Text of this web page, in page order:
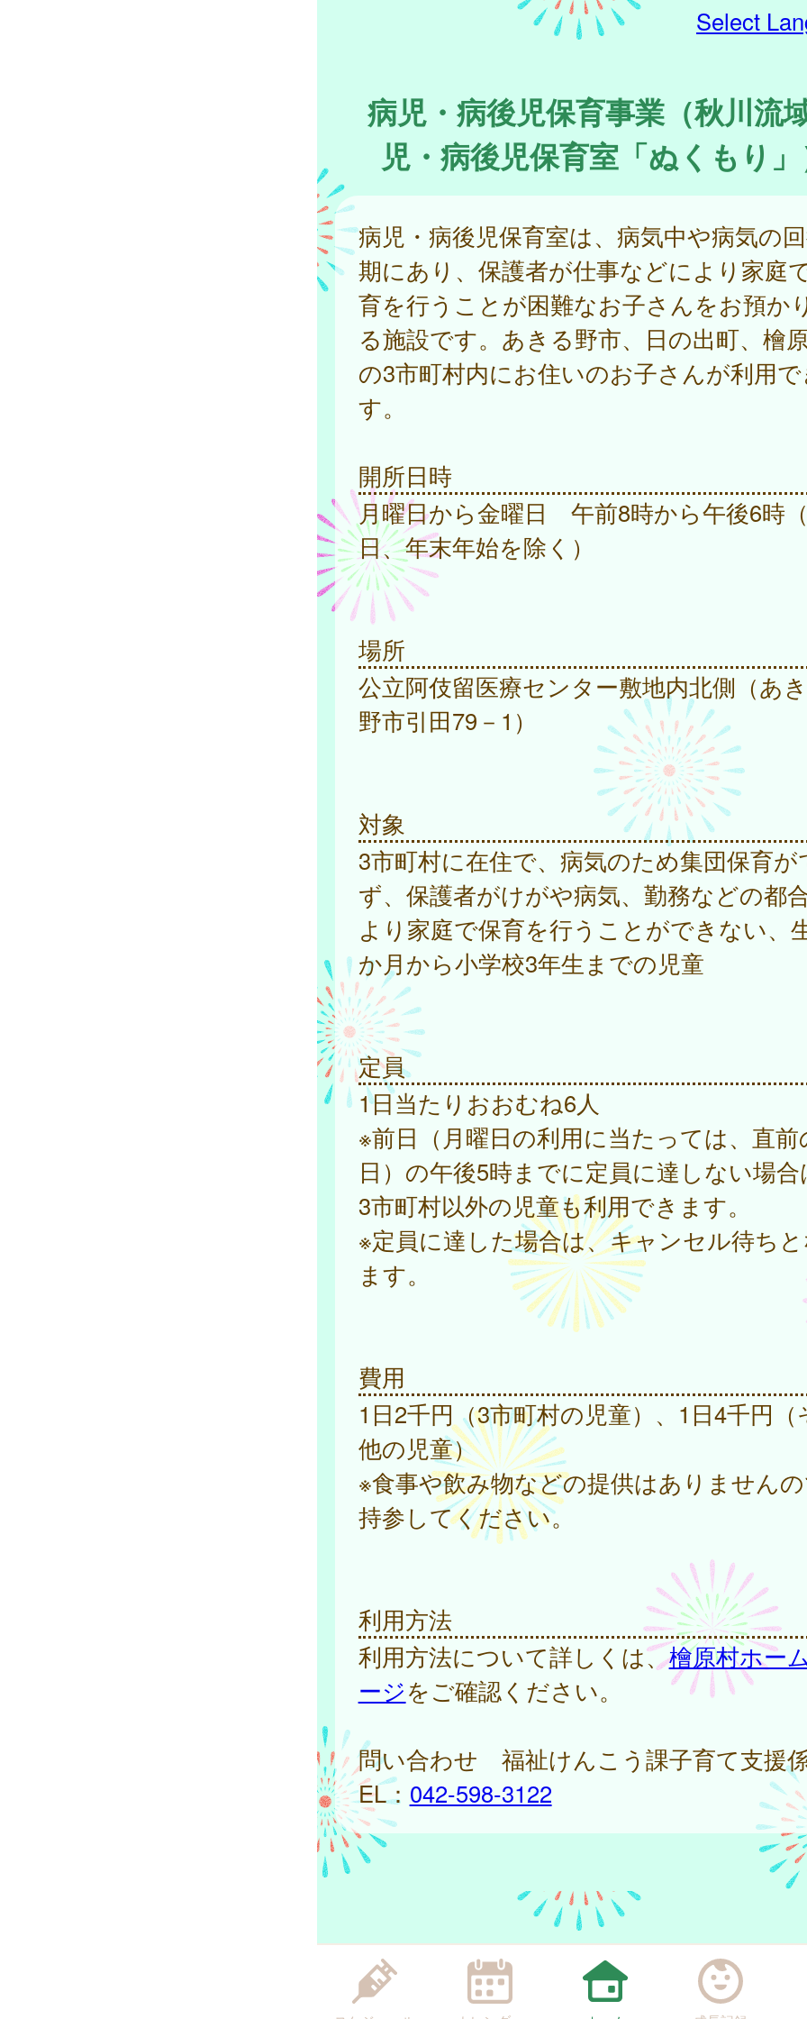
Select
病児・病後児保育事業（秋川流
児・病後児保育室「ぬくもり」
病児・病後児保育室は、病気中や病気の
期にあり、保護者が仕事などにより家庭
育を行うことが困難なお子さんをお預か
る施設です。あきる野市、日の出町、檜
の3市町村内にお住いのお子さんが利用で
す。
開所日時
月曜日から金曜日 午前8時から午後6時
日、年末年始を除く）
場所
公立阿伎留医療センター敷地内北側（あ
野市引田79－1）
対象
3市町村に在住で、病気のため集団保育が
ず、保護者がけがや病気、勤務などの都
より家庭で保育を行うことができない、
か月から小学校3年生までの児童
定員
1日当たりおおむね6人
※前日（月曜日の利用に当たっては、直前
日）の午後5時までに定員に達しない場合
3市町村以外の児童も利用できます。
※定員に達した場合は、キャンセル待ち
ます。
費用
1日2千円（3市町村の児童）、1日4千円（
他の児童）
※食事や飲み物などの提供はありませんの
持参してください。
利用方法
利用方法について詳しくは、檜原村ホー
ージをご確認ください。
問い合わせ 福祉けんこう課子育て支援
EL： 042-598-3122